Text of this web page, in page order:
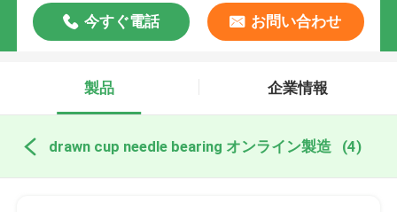
今すぐ電話 お問い合わせ
製品 企業情報
drawn cup needle bearing オンライン製造 (4)